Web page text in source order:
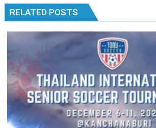
RELATED POSTS